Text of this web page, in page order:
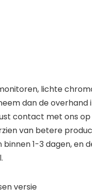
lichte
dan de overhand
contact met ons
van betere
1-3 dagen, en
versie